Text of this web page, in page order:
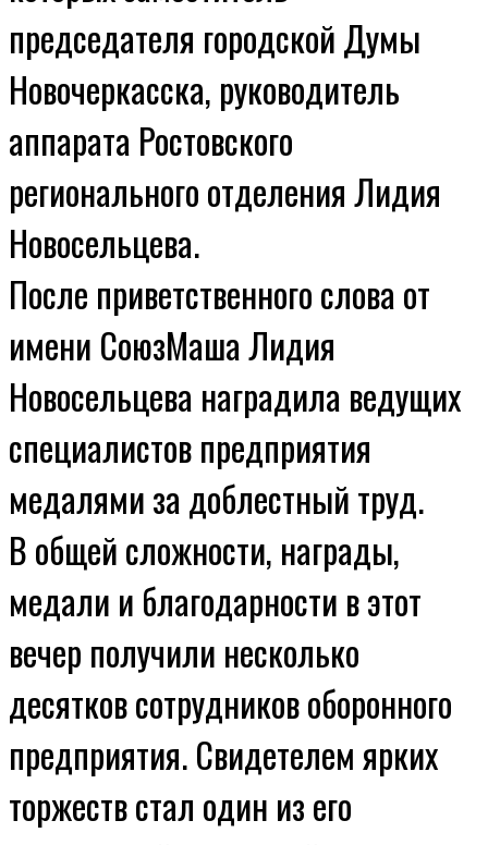
председателя городской Думы
Новочеркасска, руководитель
аппарата Ростовского
регионального отделения Лидия
Новосельцева.
После приветственного слова от
имени СоюзМаша Лидия
Новосельцева наградила ведущих
специалистов предприятия
медалями за доблестный труд.
В общей сложности, награды,
медали и благодарности в этот
вечер получили несколько
десятков сотрудников оборонного
предприятия. Свидетелем ярких
торжеств стал один из его